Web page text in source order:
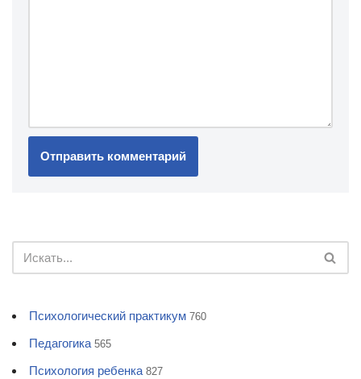
Психологический практикум 760
Педагогика 565
Психология ребенка 827